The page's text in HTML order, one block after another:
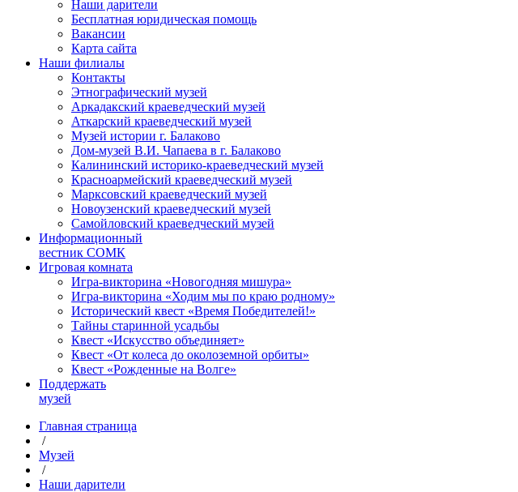
Наши дарители
Бесплатная юридическая помощь
Вакансии
Карта сайта
Наши филиалы
Контакты
Этнографический музей
Аркадакский краеведческий музей
Аткарский краеведческий музей
Музей истории г. Балаково
Дом-музей В.И. Чапаева в г. Балаково
Калининский историко-краеведческий музей
Красноармейский краеведческий музей
Марксовский краеведческий музей
Новоузенский краеведческий музей
Самойловский краеведческий музей
Информационный
вестник СОМК
Игровая комната
Игра-викторина «Новогодняя мишура»
Игра-викторина «Ходим мы по краю родному»
Исторический квест «Время Победителей!»
Тайны старинной усадьбы
Квест «Искусство объединяет»
Квест «От колеса до околоземной орбиты»
Квест «Рожденные на Волге»
Поддержать
музей
Главная страница
/
Музей
/
Наши дарители